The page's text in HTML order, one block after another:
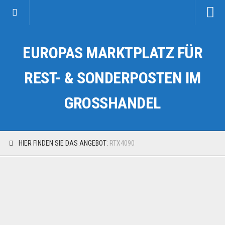
Kategorien
Auto & Motorrad
Fahrzeuge & Transport
EUROPAS MARKTPLATZ FÜR
REST- & SONDERPOSTEN IM
GROSSHANDEL
HIER FINDEN SIE DAS ANGEBOT: RTX4090